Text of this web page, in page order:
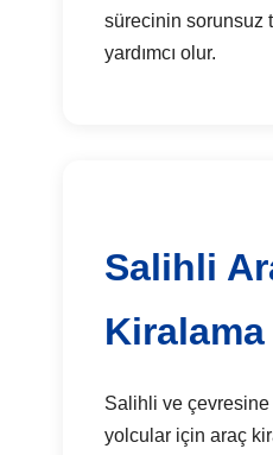
sürecinin sorunsuz
yardımcı olur.
Salihli
Kiralama
Salihli ve çevresine
yolcular için araç